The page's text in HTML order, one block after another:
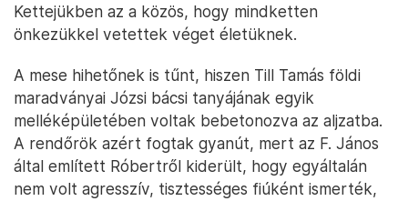
Kettejükben az a közös, hogy mindketten
önkezükkel vetettek véget életüknek.
A mese hihetőnek is tűnt, hiszen Till Tamás földi
maradványai Józsi bácsi tanyájának egyik
melléképületében voltak bebetonozva az aljzatba.
A rendőrök azért fogtak gyanút, mert az F. János
által említett Róbertről kiderült, hogy egyáltalán
nem volt agresszív, tisztességes fiúként ismerték,